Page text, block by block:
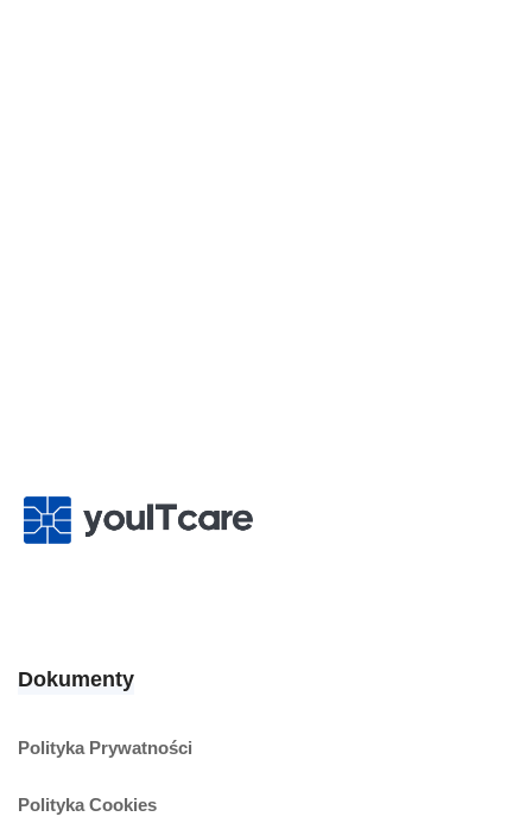
Dokumenty
Polityka Prywatności
Polityka Cookies